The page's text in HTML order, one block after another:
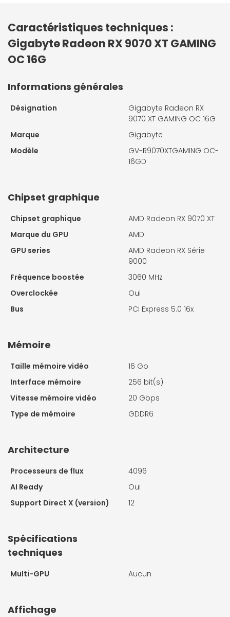
Caractéristiques techniques :
Gigabyte Radeon RX 9070 XT GAMING
OC 16G
Informations générales
Désignation
Gigabyte Radeon RX
9070 XT GAMING OC 16G
Marque
Gigabyte
Modèle
GV-R9070XTGAMING OC-
16GD
Chipset graphique
Chipset graphique
AMD Radeon RX 9070 XT
Marque du GPU
AMD
GPU series
AMD Radeon RX Série
9000
Fréquence boostée
3060 MHz
Overclockée
Oui
Bus
PCI Express 5.0 16x
Mémoire
Taille mémoire vidéo
16 Go
Interface mémoire
256 bit(s)
Vitesse mémoire vidéo
20 Gbps
Type de mémoire
GDDR6
Architecture
Processeurs de flux
4096
AI Ready
Oui
Support Direct X (version)
12
Spécifications
techniques
Multi-GPU Aucun
Affichage